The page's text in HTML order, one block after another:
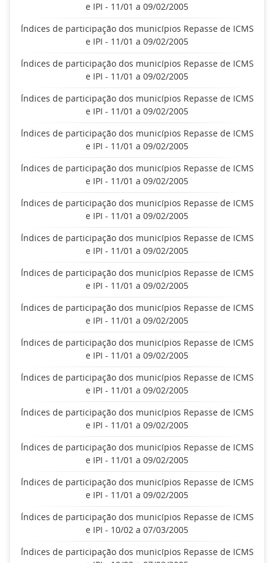
e IPI - 11/01 a 09/02/2005
Índices de participação dos municípios Repasse de ICMS
e IPI - 11/01 a 09/02/2005
Índices de participação dos municípios Repasse de ICMS
e IPI - 11/01 a 09/02/2005
Índices de participação dos municípios Repasse de ICMS
e IPI - 11/01 a 09/02/2005
Índices de participação dos municípios Repasse de ICMS
e IPI - 11/01 a 09/02/2005
Índices de participação dos municípios Repasse de ICMS
e IPI - 11/01 a 09/02/2005
Índices de participação dos municípios Repasse de ICMS
e IPI - 11/01 a 09/02/2005
Índices de participação dos municípios Repasse de ICMS
e IPI - 11/01 a 09/02/2005
Índices de participação dos municípios Repasse de ICMS
e IPI - 11/01 a 09/02/2005
Índices de participação dos municípios Repasse de ICMS
e IPI - 11/01 a 09/02/2005
Índices de participação dos municípios Repasse de ICMS
e IPI - 11/01 a 09/02/2005
Índices de participação dos municípios Repasse de ICMS
e IPI - 11/01 a 09/02/2005
Índices de participação dos municípios Repasse de ICMS
e IPI - 11/01 a 09/02/2005
Índices de participação dos municípios Repasse de ICMS
e IPI - 11/01 a 09/02/2005
Índices de participação dos municípios Repasse de ICMS
e IPI - 11/01 a 09/02/2005
Índices de participação dos municípios Repasse de ICMS
e IPI - 10/02 a 07/03/2005
Índices de participação dos municípios Repasse de ICMS